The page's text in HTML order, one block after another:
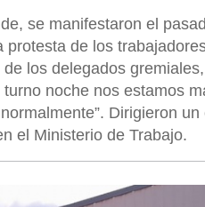
se manifestaron el
de los
los delegados
noche nos estamos
Dirigieron
el Ministerio de Trabajo.